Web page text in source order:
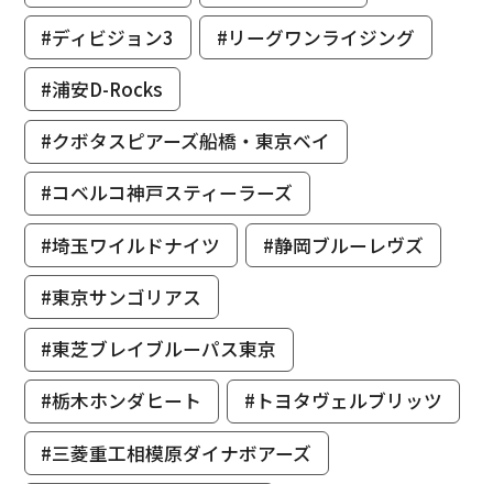
#ディビジョン3
#リーグワンライジング
#浦安D-Rocks
#クボタスピアーズ船橋・東京ベイ
#コベルコ神戸スティーラーズ
#埼玉ワイルドナイツ
#静岡ブルーレヴズ
#東京サンゴリアス
#東芝ブレイブルーパス東京
#栃木ホンダヒート
#トヨタヴェルブリッツ
#三菱重工相模原ダイナボアーズ